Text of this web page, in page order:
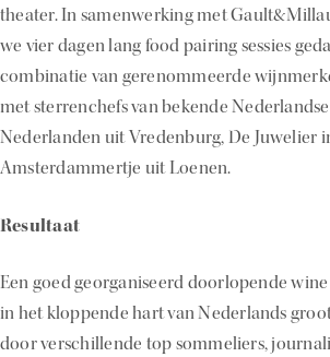
theater. In samenwerking met
we vier dagen lang food pairing sessies
combinatie van gerenommeerde
met sterrenchefs van bekende
Nederlanden uit Vredenburg, De Juwelier
Amsterdammertje uit Loenen.
Resultaat
Een goed georganiseerd doorlopende
in het kloppende hart van Nederlands
door verschillende top sommeliers,